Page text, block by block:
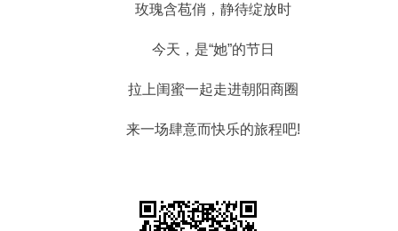
玫瑰含苞俏，静待绽放时
今天，是“她”的节日
拉上闺蜜一起走进朝阳商圈
来一场肆意而快乐的旅程吧!